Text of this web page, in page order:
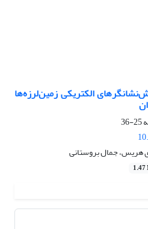
الکتریکی زمین‌لرزه‌ها
25-36
هریس، جمال بروستانی
1.47